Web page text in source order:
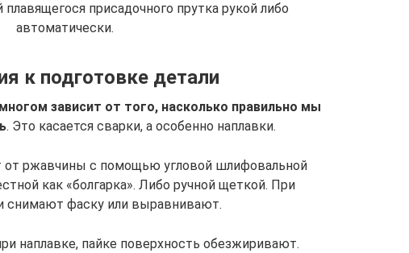
плавящегося присадочного прутка рукой либо
автоматически.
к подготовке детали
зависит от того, насколько правильно мы
. Это касается сварки, а особенно наплавки.
от ржавчины с помощью угловой шлифовальной
как «болгарка». Либо ручной щеткой. При
снимают фаску или выравнивают.
наплавке, пайке поверхность обезжиривают.